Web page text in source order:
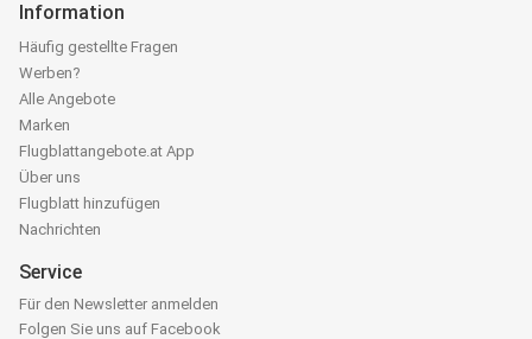
Information
Häufig gestellte Fragen
Werben?
Alle Angebote
Marken
Flugblattangebote.at App
Über uns
Flugblatt hinzufügen
Nachrichten
Service
Für den Newsletter anmelden
Folgen Sie uns auf Facebook